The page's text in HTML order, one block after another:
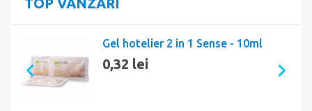
Gel hotelier 2 in 1 Sense - 10ml
0,32 lei